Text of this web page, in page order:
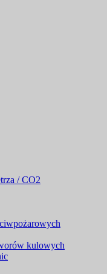
/ CO2
kulowych